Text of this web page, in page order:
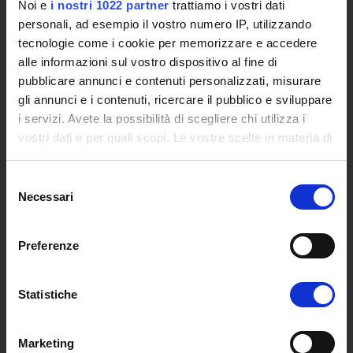
Noi e i nostri 1022 partner trattiamo i vostri dati
personali, ad esempio il vostro numero IP, utilizzando
tecnologie come i cookie per memorizzare e accedere
alle informazioni sul vostro dispositivo al fine di
pubblicare annunci e contenuti personalizzati, misurare
gli annunci e i contenuti, ricercare il pubblico e sviluppare
i servizi. Avete la possibilità di scegliere chi utilizza i
vostri dati e per quali scopi. Le vostre scelte in materia di
modificare o revocare il proprio consenso in qualsiasi
momento dalla Dichiarazione sui cookie o facendo clic
raccogliere informazioni sulla tua posizione
geografica, con un'approssimazione di qualche
Identificare il tuo dispositivo, scansionandolo
delNecessari
Preferenze
Statistiche
Marketing
Posta Elettronica Certificata - PEC
Bacheca del Rettore
DIDATTICA
Corsi di Laurea
Corsi di Perfezionamento
Dottorato di Ricerca
Certificazioni e Alta Formazione Professionale
Guida alla visualizzazione delle Schede Corso